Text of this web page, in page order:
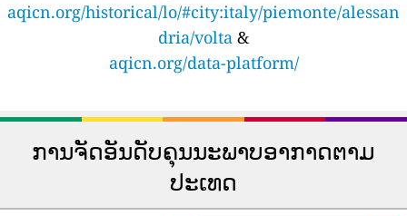
aqicn.org/historical/lo/#city:italy/piemonte/alessan
dria/volta &
aqicn.org/data-platform/
ການຈັດອັນດັບຄຸນນະພາບອາກາດຕາມ
ປະເທດ